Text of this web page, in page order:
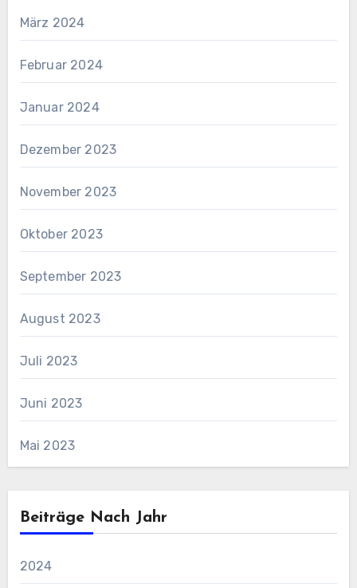
März 2024
Februar 2024
Januar 2024
Dezember 2023
November 2023
Oktober 2023
September 2023
August 2023
Juli 2023
Juni 2023
Mai 2023
Beiträge Nach Jahr
2024